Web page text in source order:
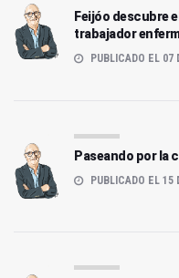
Feijóo descubre
trabajador
PUBLICADO EL 07
Paseando por la
PUBLICADO EL 15